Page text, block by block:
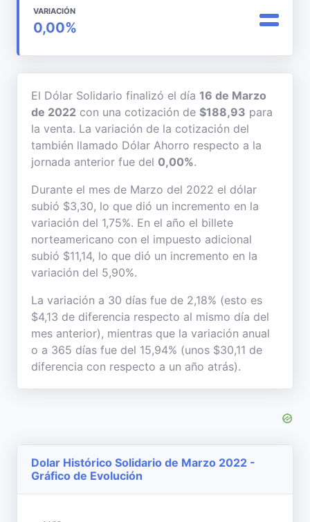
VARIACIÓN
0,00%
El Dólar Solidario finalizó el día 16 de Marzo
de 2022 con una cotización de $188,93 para
la venta. La variación de la cotización del
también llamado Dólar Ahorro respecto a la
jornada anterior fue del 0,00%.
Durante el mes de Marzo del 2022 el dólar
subió $3,30, lo que dió un incremento en la
variación del 1,75%. En el año el billete
norteamericano con el impuesto adicional
subió $11,14, lo que dió un incremento en la
variación del 5,90%.
La variación a 30 días fue de 2,18% (esto es
$4,13 de diferencia respecto al mismo día del
mes anterior), mientras que la variación anual
o a 365 días fue del 15,94% (unos $30,11 de
diferencia con respecto a un año atrás).
Dolar Histórico Solidario de Marzo 2022 -
Gráfico de Evolución